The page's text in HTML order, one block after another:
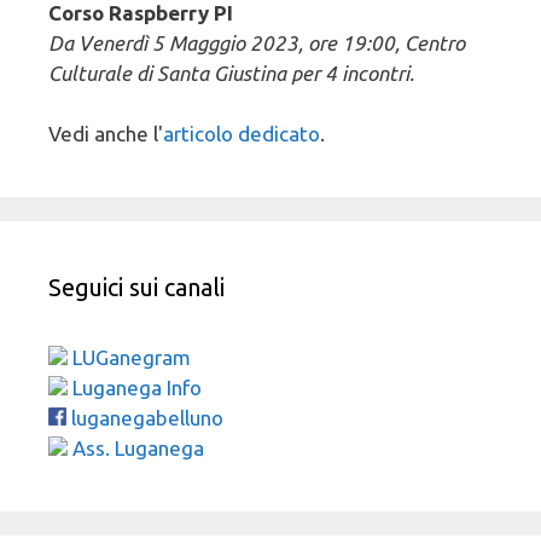
Corso Raspberry PI
Da Venerdì 5 Magggio 2023, ore 19:00, Centro
Culturale di Santa Giustina per 4 incontri.
Vedi anche l'articolo dedicato.
Seguici sui canali
LUGanegram
Luganega Info
luganegabelluno
Ass. Luganega